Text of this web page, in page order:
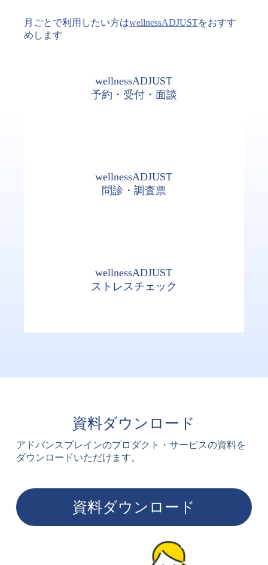
月ごとで利用したい方はwellnessADJUSTをおすす
めします
wellnessADJUST
予約・受付・面談
wellnessADJUST
問診・調査票
wellnessADJUST
ストレスチェック
資料ダウンロード
アドバンスブレインのプロダクト・サービスの資料を
ダウンロードいただけます。
資料ダウンロード